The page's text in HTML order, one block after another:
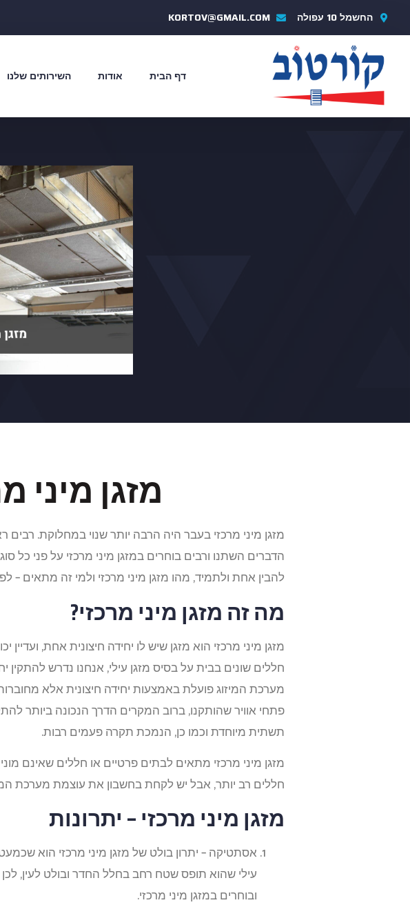
החשמל 10 עפולה KORTOV@GMAIL.COM
דף הבית אודות השירותים שלנו
מזגן מיני
מזגן מיני מרכזי בעבר היה הרבה יותר שנוי במחלוקת.
הדברים השתנו ורבים בוחרים במזגן מיני מרכזי על פני
להבין אחת ולתמיד, מהו מזגן מיני מרכזי ולמי זה מתאים –
מה זה מזגן מיני מרכזי?
מזגן מיני מרכזי הוא מזגן שיש לו יחידה חיצונית אחת,
חללים שונים בבית על בסיס מזגן עילי, אנחנו נדרש להתקין
מערכת המיזוג פועלת באמצעות יחידה חיצונית אלא
פתחי אוויר שהותקנו, ברוב המקרים הדרך הנכונה ביותר
תשתית מיוחדת וכמו כן, הנמכת תקרה פעמים רבות.
מזגן מיני מרכזי מתאים לבתים פרטיים או חללים שאינם
חללים רב יותר, אבל יש לקחת בחשבון את עוצמת מערכת
מזגן מיני מרכזי – יתרונות
אסתטיקה – יתרון בולט של מזגן מיני מרכזי הוא
עילי שהוא תופס שטח רחב בחלל החדר ובולט לעין,
ובוחרים במזגן מיני מרכזי.